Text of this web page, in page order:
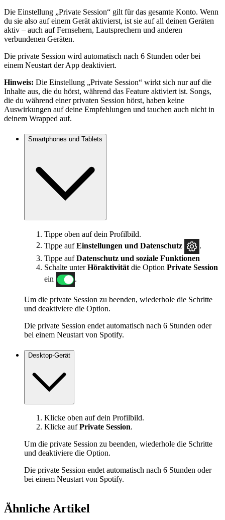
Die Einstellung „Private Session“ gilt für das gesamte Konto. Wenn
du sie also auf einem Gerät aktivierst, ist sie auf all deinen Geräten
aktiv – auch auf Fernsehern, Lautsprechern und anderen
verbundenen Geräten.
Die private Session wird automatisch nach 6 Stunden oder bei
einem Neustart der App deaktiviert.
Hinweis: Die Einstellung „Private Session“ wirkt sich nur auf die
Inhalte aus, die du hörst, während das Feature aktiviert ist. Songs,
die du während einer privaten Session hörst, haben keine
Auswirkungen auf deine Empfehlungen und tauchen auch nicht in
deinem Wrapped auf.
Smartphones und Tablets
Tippe oben auf dein Profilbild.
Tippe aufEinstellungen und Datenschutz
.
Tippe aufDatenschutz und soziale Funktionen
Schalte unterHöraktivität die Option Private Session
ein
.
Um die private Session zu beenden, wiederhole die Schritte
und deaktiviere die Option.
Die private Session endet automatisch nach 6 Stunden oder
bei einem Neustart von Spotify.
Desktop-Gerät
Klicke oben auf dein Profilbild.
Klicke aufPrivate Session.
Um die private Session zu beenden, wiederhole die Schritte
und deaktiviere die Option.
Die private Session endet automatisch nach 6 Stunden oder
bei einem Neustart von Spotify.
Ähnliche Artikel